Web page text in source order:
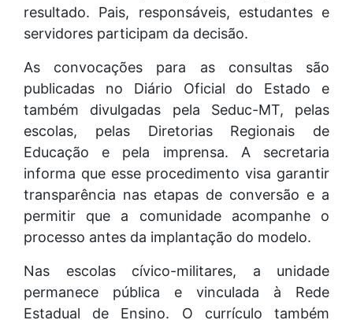
resultado. Pais, responsáveis, estudantes e
servidores participam da decisão.
As convocações para as consultas são
publicadas no Diário Oficial do Estado e
também divulgadas pela Seduc-MT, pelas
escolas, pelas Diretorias Regionais de
Educação e pela imprensa. A secretaria
informa que esse procedimento visa garantir
transparência nas etapas de conversão e a
permitir que a comunidade acompanhe o
processo antes da implantação do modelo.
Nas escolas cívico-militares, a unidade
permanece pública e vinculada à Rede
Estadual de Ensino. O currículo também